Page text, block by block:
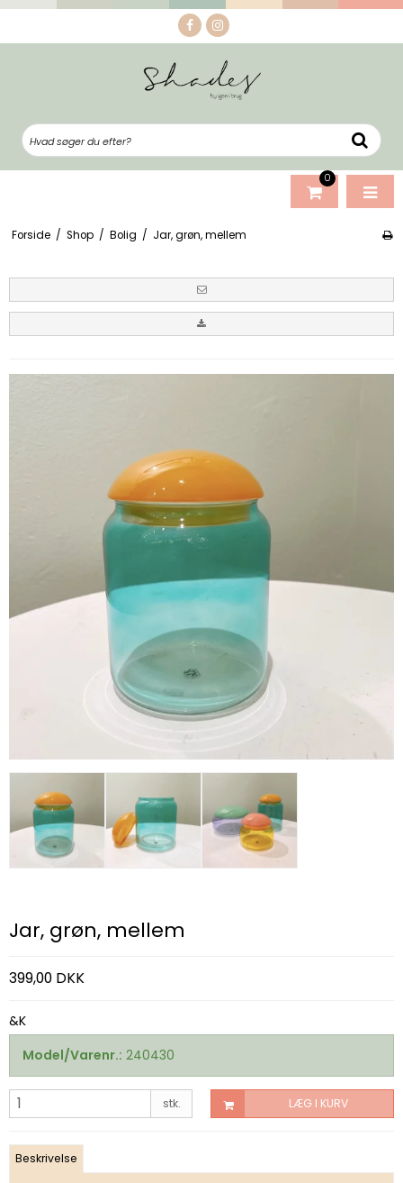
0
Forside / Shop / Bolig / Jar, grøn, mellem
Jar, grøn, mellem
399,00 DKK
&K
Model/Varenr.: 240430
stk. LÆG I KURV
Beskrivelse